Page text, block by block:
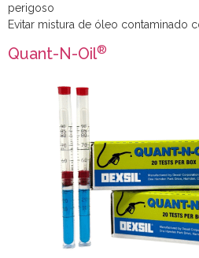
perigoso
Evitar mistura de óleo contaminado
Quant-N-Oil®